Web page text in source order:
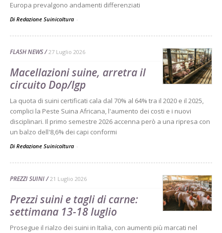
Europa prevalgono andamenti differenziati
Di Redazione Suinicoltura -
FLASH NEWS 27 Luglio 2026
Macellazioni suine, arretra il
circuito Dop/Igp
La quota di suini certificati cala dal 70% al 64% tra il 2020 e il 2025,
complici la Peste Suina Africana, l'aumento dei costi e i nuovi
disciplinari. Il primo semestre 2026 accenna però a una ripresa con
un balzo dell'8,6% dei capi conformi
Di Redazione Suinicoltura -
PREZZI SUINI 21 Luglio 2026
Prezzi suini e tagli di carne:
settimana 13-18 luglio
Prosegue il rialzo dei suini in Italia, con aumenti più marcati nel